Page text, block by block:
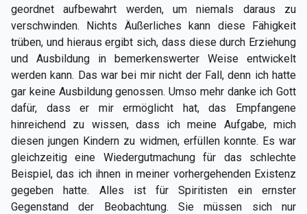
geordnet aufbewahrt werden, um niemals daraus zu
verschwinden. Nichts Äußerliches kann diese Fähigkeit
trüben, und hieraus ergibt sich, dass diese durch Erziehung
und Ausbildung in bemerkenswerter Weise entwickelt
werden kann. Das war bei mir nicht der Fall, denn ich hatte
gar keine Ausbildung genossen. Umso mehr danke ich Gott
dafür, dass er mir ermöglicht hat, das Empfangene
hinreichend zu wissen, dass ich meine Aufgabe, mich
diesen jungen Kindern zu widmen, erfüllen konnte. Es war
gleichzeitig eine Wiedergutmachung für das schlechte
Beispiel, das ich ihnen in meiner vorhergehenden Existenz
gegeben hatte. Alles ist für Spiritisten ein ernster
Gegenstand der Beobachtung. Sie müssen sich nur